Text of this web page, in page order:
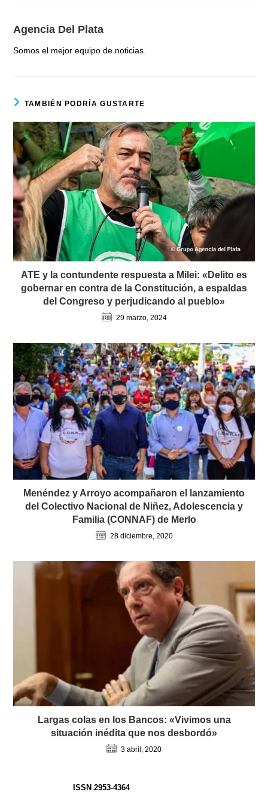
Agencia Del Plata
Somos el mejor equipo de noticias.
TAMBIÉN PODRÍA GUSTARTE
ATE y la contundente respuesta a Milei: «Delito es
gobernar en contra de la Constitución, a espaldas
del Congreso y perjudicando al pueblo»
29 marzo, 2024
Menéndez y Arroyo acompañaron el lanzamiento
del Colectivo Nacional de Niñez, Adolescencia y
Familia (CONNAF) de Merlo
28 diciembre, 2020
Largas colas en los Bancos: «Vivimos una
situación inédita que nos desbordó»
3 abril, 2020
ISSN 2953-4364